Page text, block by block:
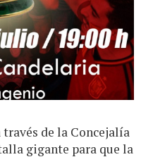
de la Concejalía
gigante para que la